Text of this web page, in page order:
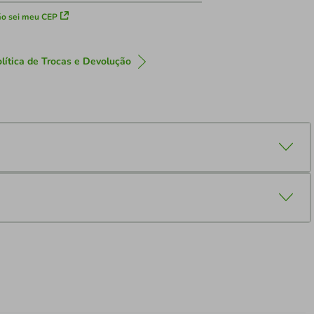
sei meu CEP
de Trocas e Devolução